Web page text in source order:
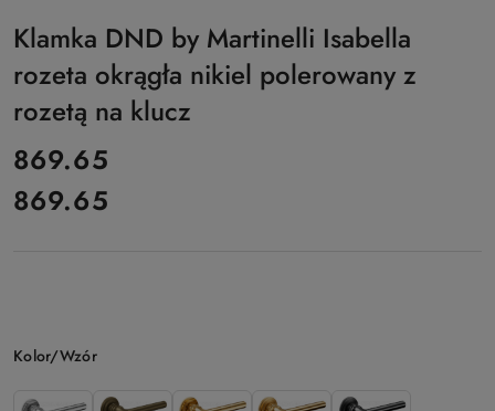
Klamka DND by Martinelli Isabella
rozeta okrągła nikiel polerowany z
rozetą na klucz
cena:
869.65
Cena:
869.65
Wariant
Kolor/Wzór